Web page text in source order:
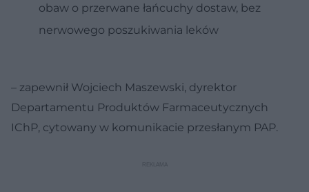
obaw o przerwane łańcuchy dostaw, bez
nerwowego poszukiwania leków
– zapewnił Wojciech Maszewski, dyrektor
Departamentu Produktów Farmaceutycznych
IChP, cytowany w komunikacie przesłanym PAP.